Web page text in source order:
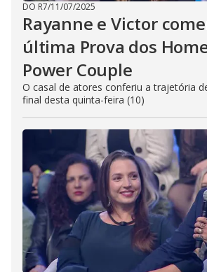
DO R7/11/07/2025
Rayanne e Victor
última Prova dos
Power Couple
O casal de atores conferiu a trajetória
final desta quinta-feira (10)